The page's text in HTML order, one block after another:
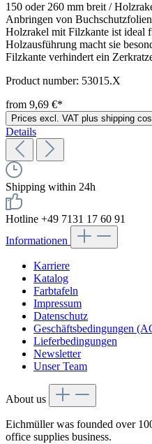
150 oder 260 mm breit /
Anbringen von
Holzrakel mit Filzkante ist ideal
Holzausführung macht sie
Filzkante verhindert ein
Product number: 53015.X
from 9,69 €*
Prices excl. VAT plus shipping
Details
Shipping within 24h
Hotline +49 7131 17 60 91
Informationen
Karriere
Katalog
Farbtafeln
Impressum
Datenschutz
Geschäftsbedingungen
Lieferbedingungen
Newsletter
Unser Team
About us
Eichmüller was founded over
office supplies business.